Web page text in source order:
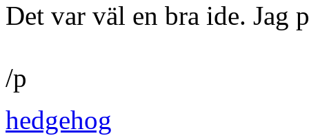
Det var väl en bra ide. Jag
/p
hedgehog